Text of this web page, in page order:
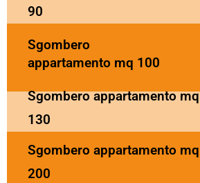
90
Sgombero
appartamento mq 100
Sgombero appartamento mq
130
Sgombero appartamento mq
200